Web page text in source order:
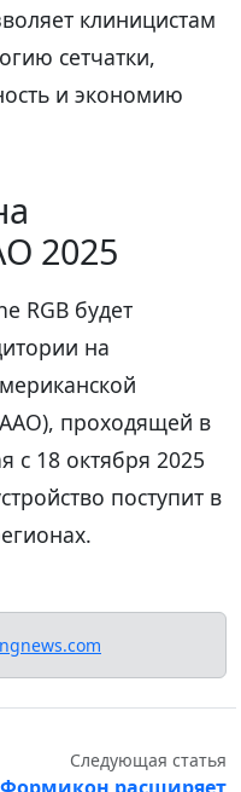
клиницистам
сетчатки,
и экономию
2025
RGB будет
на
проходящей в
с 18 октября 2025
поступит в
Следующая статья